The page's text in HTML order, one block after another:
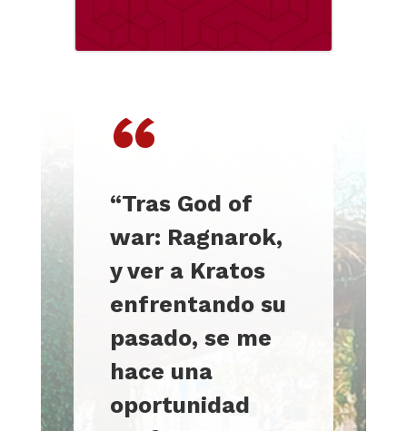
“
“Tras God of
war: Ragnarok,
y ver a Kratos
enfrentando su
pasado, se me
hace una
oportunidad